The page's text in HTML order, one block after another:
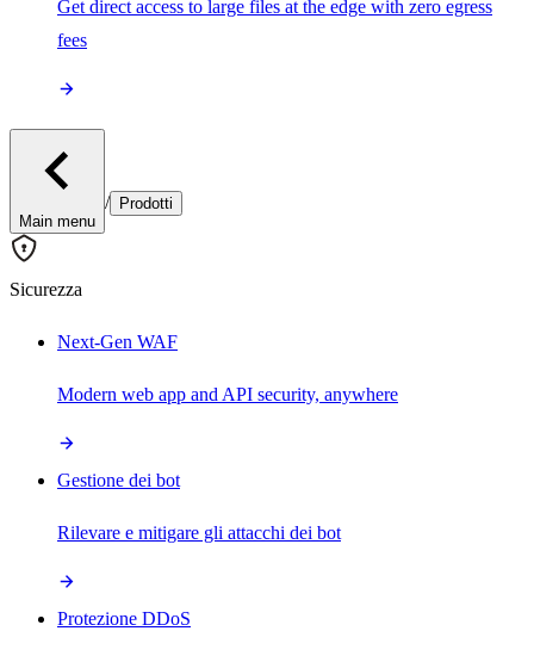
Get direct access to large files at the edge with zero egress
fees
Main menu
/ Prodotti
Sicurezza
Next-Gen WAF
Modern web app and API security, anywhere
Gestione dei bot
Rilevare e mitigare gli attacchi dei bot
Protezione DDoS